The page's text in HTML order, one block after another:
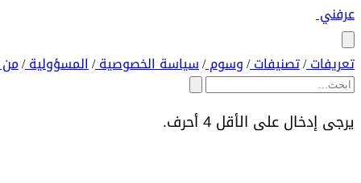
عرفني
تعريفات/ تصنيفات/ وسوم/ سياسة الخصوصية/ المسؤولية/
يرجى إدخال على الأقل 4 أحرف.